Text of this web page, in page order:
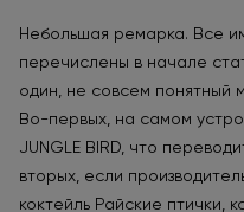
Небольшая ремарка. Все
перечислены в начале
один, не совсем понятный
Во-первых, на самом
JUNGLE BIRD, что
вторых, если
коктейль Райские птички,